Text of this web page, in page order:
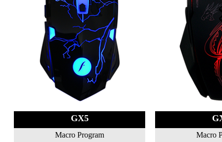
GX5
Macro Program Macro